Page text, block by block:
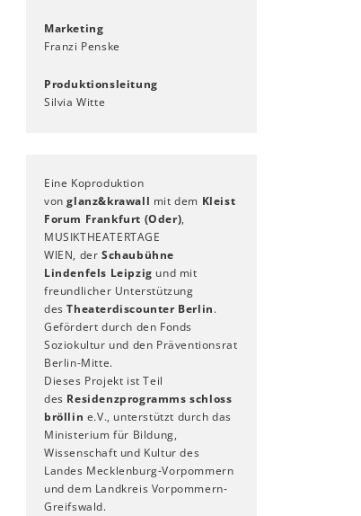
Marketing
Franzi Penske
Produktionsleitung
Silvia Witte
Eine Koproduktion
vonglanz&krawall mit dem Kleist
Forum Frankfurt (Oder),
MUSIKTHEATERTAGE
WIEN, der Schaubühne
Lindenfels Leipzig und mit
freundlicher Unterstützung
desTheaterdiscounter Berlin.
Gefördert durch den Fonds
Soziokultur und den Präventionsrat
Berlin-Mitte.
Dieses Projekt ist Teil
des Residenzprogramms schloss
bröllin e.V., unterstützt durch das
Ministerium für Bildung,
Wissenschaft und Kultur des
Landes Mecklenburg-Vorpommern
und dem Landkreis Vorpommern-
Greifswald.